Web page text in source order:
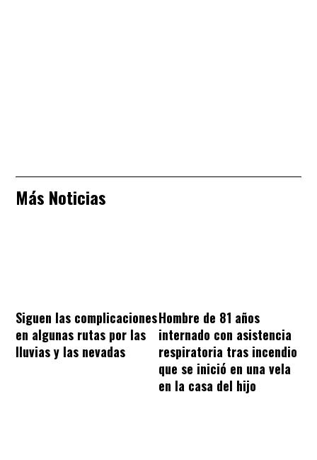
Más Noticias
Siguen las complicaciones
en algunas rutas por las
lluvias y las nevadas
Hombre de 81 años
internado con asistencia
respiratoria tras incendio
que se inició en una vela
en la casa del hijo